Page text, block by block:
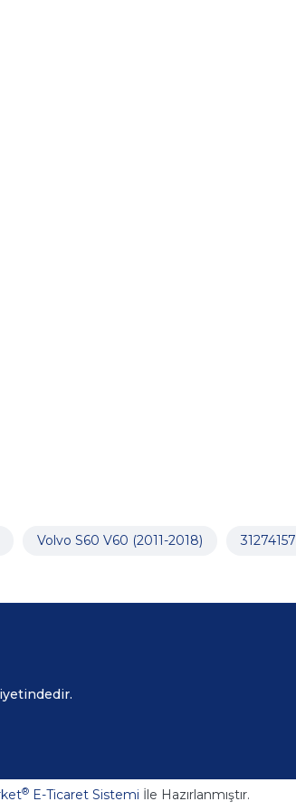
Volvo S60 V60 (2011-2018) 31274157
® E-Ticaret Sistemi İle Hazırlanmıştır.